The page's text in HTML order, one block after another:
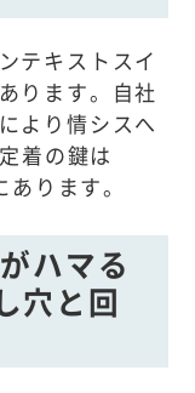
テキストスイ
ります。自社
より情シスへ
着の鍵は
ります。
ハマる
穴と回